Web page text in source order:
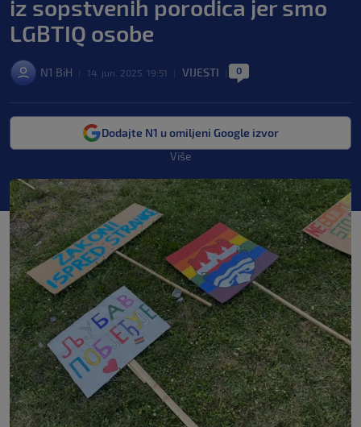
iz sopstvenih porodica jer smo
LGBTIQ osobe
N1 BiH 14. jun. 2025. 19:51 VIJESTI 0
Dodajte N1 u omiljeni Google izvor
Više